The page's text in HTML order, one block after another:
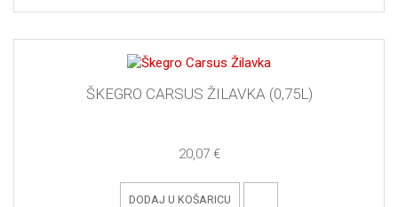
ŠKEGRO CARSUS ŽILAVKA (0,75L)
20,07 €
DODAJ U KOŠARICU